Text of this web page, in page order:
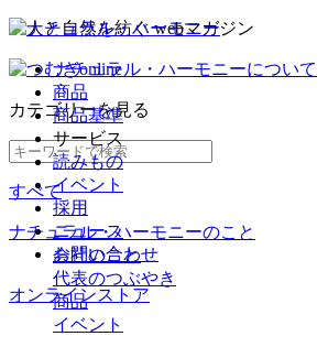
ナチュラル・ハーモニーについて
商品
商品基準
サービス
読みもの
イベント
採用
ニュース
お問い合わせ
オンラインストア
カテゴリーを見る
すべて
ナチュラル・ハーモニーのこと
会社のこと
代表のつぶやき
商品
イベント